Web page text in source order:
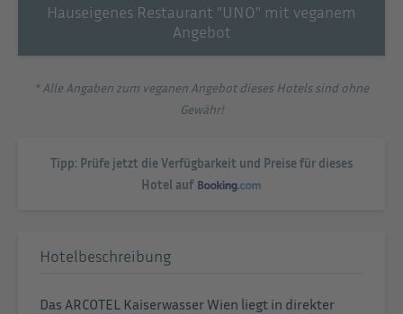
Hauseigenes Restaurant "UNO" mit veganem
Angebot
* Alle Angaben zum veganen Angebot dieses Hotels sind ohne
Gewähr!
Tipp: Prüfe jetzt die Verfügbarkeit und Preise für dieses
Hotel auf
Hotelbeschreibung
Das ARCOTEL Kaiserwasser Wien liegt in direkter